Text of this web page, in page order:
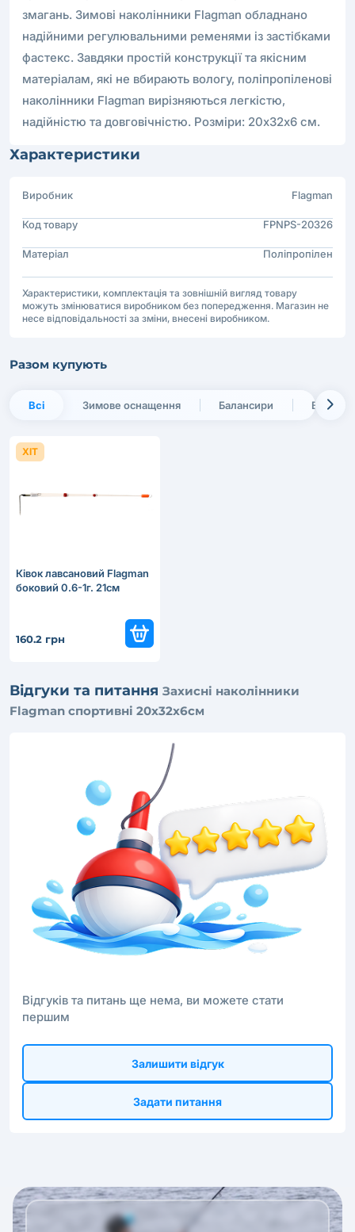
змагань. Зимові наколінники Flagman обладнано
надійними регулювальними ременями із застібками
фастекс. Завдяки простій конструкції та якісним
матеріалам, які не вбирають вологу, поліпропіленові
наколінники Flagman вирізняються легкістю,
надійністю та довговічністю. Розміри: 20х32х6 см.
Характеристики
Виробник Flagman
Код товару FPNPS-20326
Матеріал Поліпропілен
Характеристики, комплектація та зовнішній вигляд товару
можуть змінюватися виробником без попередження. Магазин не
несе відповідальності за зміни, внесені виробником.
Разом купують
Всі Зимове оснащення Балансири
ХІТ
Ківок лавсановий Flagman
боковий 0.6-1г. 21см
160.2 грн
Відгуки та питання Захисні наколінники
Flagman спортивні 20х32х6см
Відгуків та питань ще нема, ви можете стати
першим
Залишити відгук
Задати питання